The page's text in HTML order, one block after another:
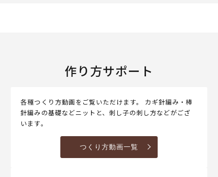
作り方サポート
各種つくり方動画をご覧いただけます。 カギ針編み・棒
針編みの基礎などニットと、刺し子の刺し方などがござ
います。
つくり方動画一覧